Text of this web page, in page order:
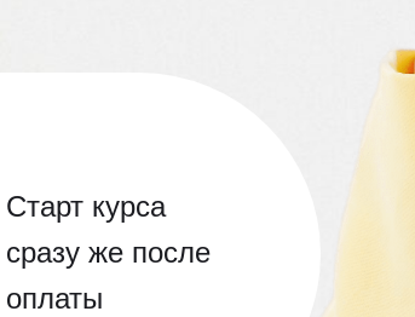
Старт курса
сразу же после
оплаты